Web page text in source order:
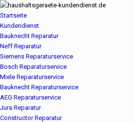
Startseite
Kundendienst
Bauknecht Reparatur
Neff Reparatur
Siemens Reparaturservice
Bosch Reparaturservice
Miele Reparaturservice
Bauknecht Reparaturservice
AEG Reparaturservice
Jura Reparatur
Constructor Reparatur